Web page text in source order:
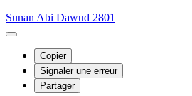
Sunan Abi Dawud 2801
Copier
Signaler une erreur
Partager